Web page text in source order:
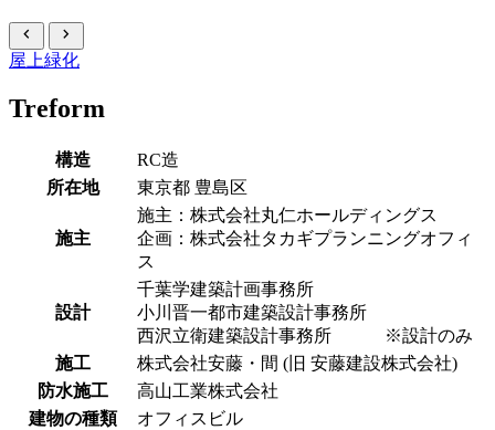
chevron_left chevron_right
屋上緑化
Treform
構造
RC造
所在地
東京都 豊島区
施主
施主：株式会社丸仁ホールディングス
企画：株式会社タカギプランニングオフィ
ス
設計
千葉学建築計画事務所
小川晋一都市建築設計事務所
西沢立衛建築設計事務所 ※設計のみ
施工
株式会社安藤・間 (旧 安藤建設株式会社)
防水施工
高山工業株式会社
建物の種類
オフィスビル